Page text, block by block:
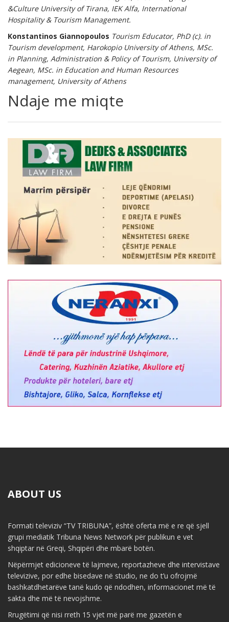
&Culture University of Tirana, IEK Alfa, International
Hospitality & Tourism Management.
Konstantinos Giannopoulos Tourism Educator, PhD (c). in
Tourism development, Harokopio University of Athens, MSc.
in Planning, Administration & Policy of Tourism, University of
Aegean, MSc. in Education and Human Resources
management, University of Athens
Ndaje me miqte
ABOUT US
Formati televiziv “TV TRIBUNA”, është oferta më e re që sjell
grupi mediatik Tribuna News Network për publikun e vet
shqiptar në Greqi, Shqipëri dhe mbarë botën.
Nëpërmjet edicioneve të lajmeve, reportazheve dhe intervistave
televizive, por edhe bisedave në studio, ne do t’u ofrojmë
bashkatdhetarëve tanë kudo që ndodhen, informacionet më të
sakta dhe më të nevojshme.
Rrugëtimi që nisi rreth 15 vjet më parë me gazetën e